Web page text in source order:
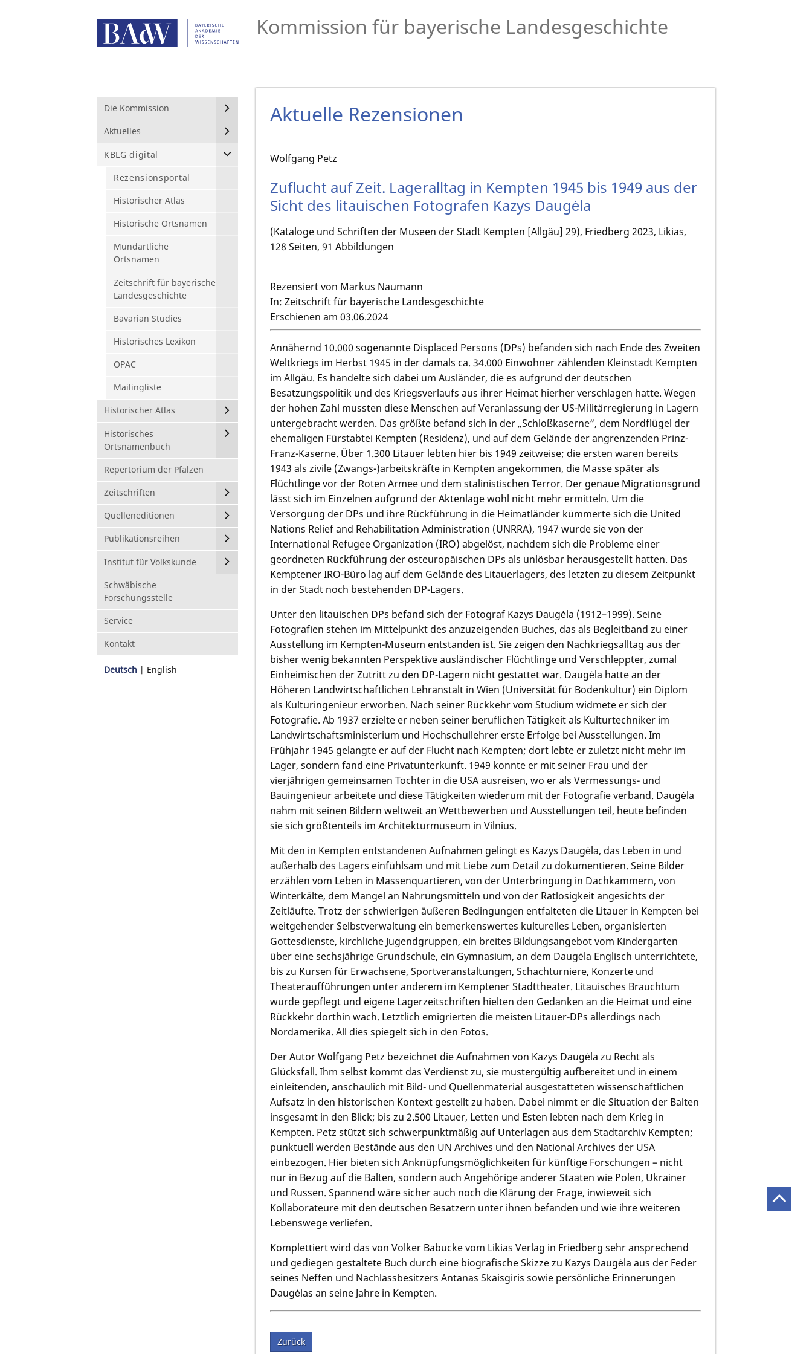
Kommission für bayerische Landesgeschichte
Die Kommission
Aktuelles
KBLG digital
Rezensionsportal
Historischer Atlas
Historische Ortsnamen
Mundartliche
Ortsnamen
Zeitschrift für bayerische
Landesgeschichte
Bavarian Studies
Historisches Lexikon
OPAC
Mailingliste
Historischer Atlas
Historisches
Ortsnamenbuch
Repertorium der Pfalzen
Zeitschriften
Quelleneditionen
Publikationsreihen
Institut für Volkskunde
Schwäbische
Forschungsstelle
Service
Kontakt
Deutsch English
Aktuelle Rezensionen
Wolfgang Petz
Zuflucht auf Zeit. Lageralltag in Kempten 1945 bis 1949 aus der
Sicht des litauischen Fotografen Kazys Daugėla
(Kataloge und Schriften der Museen der Stadt Kempten [Allgäu] 29), Friedberg 2023, Likias,
128 Seiten, 91 Abbildungen
Rezensiert von Markus Naumann
In: Zeitschrift für bayerische Landesgeschichte
Erschienen am 03.06.2024
Annähernd 10.000 sogenannte Displaced Persons (DPs) befanden sich nach Ende des Zweiten
Weltkriegs im Herbst 1945 in der damals ca. 34.000 Einwohner zählenden Kleinstadt Kempten
im Allgäu. Es handelte sich dabei um Ausländer, die es aufgrund der deutschen
Besatzungspolitik und des Kriegsverlaufs aus ihrer Heimat hierher verschlagen hatte. Wegen
der hohen Zahl mussten diese Menschen auf Veranlassung der US-Militärregierung in Lagern
untergebracht werden. Das größte befand sich in der „Schloßkaserne“, dem Nordflügel der
ehemaligen Fürstabtei Kempten (Residenz), und auf dem Gelände der angrenzenden Prinz-
Franz-Kaserne. Über 1.300 Litauer lebten hier bis 1949 zeitweise; die ersten waren bereits
1943 als zivile (Zwangs-)arbeitskräfte in Kempten angekommen, die Masse später als
Flüchtlinge vor der Roten Armee und dem stalinistischen Terror. Der genaue Migrationsgrund
lässt sich im Einzelnen aufgrund der Aktenlage wohl nicht mehr ermitteln. Um die
Versorgung der DPs und ihre Rückführung in die Heimatländer kümmerte sich die United
Nations Relief and Rehabilitation Administration (UNRRA), 1947 wurde sie von der
International Refugee Organization (IRO) abgelöst, nachdem sich die Probleme einer
geordneten Rückführung der osteuropäischen DPs als unlösbar herausgestellt hatten. Das
Kemptener IRO-Büro lag auf dem Gelände des Litauerlagers, des letzten zu diesem Zeitpunkt
in der Stadt noch bestehenden DP-Lagers.
Unter den litauischen DPs befand sich der Fotograf Kazys Daugėla (1912–1999). Seine
Fotografien stehen im Mittelpunkt des anzuzeigenden Buches, das als Begleitband zu einer
Ausstellung im Kempten-Museum entstanden ist. Sie zeigen den Nachkriegsalltag aus der
bisher wenig bekannten Perspektive ausländischer Flüchtlinge und Verschleppter, zumal
Einheimischen der Zutritt zu den DP-Lagern nicht gestattet war. Daugėla hatte an der
Höheren Landwirtschaftlichen Lehranstalt in Wien (Universität für Bodenkultur) ein Diplom
als Kulturingenieur erworben. Nach seiner Rückkehr vom Studium widmete er sich der
Fotografie. Ab 1937 erzielte er neben seiner beruflichen Tätigkeit als Kulturtechniker im
Landwirtschaftsministerium und Hochschullehrer erste Erfolge bei Ausstellungen. Im
Frühjahr 1945 gelangte er auf der Flucht nach Kempten; dort lebte er zuletzt nicht mehr im
Lager, sondern fand eine Privatunterkunft. 1949 konnte er mit seiner Frau und der
vierjährigen gemeinsamen Tochter in die USA ausreisen, wo er als Vermessungs- und
Bauingenieur arbeitete und diese Tätigkeiten wiederum mit der Fotografie verband. Daugėla
nahm mit seinen Bildern weltweit an Wettbewerben und Ausstellungen teil, heute befinden
sie sich größtenteils im Architekturmuseum in Vilnius.
Mit den in Kempten entstandenen Aufnahmen gelingt es Kazys Daugėla, das Leben in und
außerhalb des Lagers einfühlsam und mit Liebe zum Detail zu dokumentieren. Seine Bilder
erzählen vom Leben in Massenquartieren, von der Unterbringung in Dachkammern, von
Winterkälte, dem Mangel an Nahrungsmitteln und von der Ratlosigkeit angesichts der
Zeitläufte. Trotz der schwierigen äußeren Bedingungen entfalteten die Litauer in Kempten bei
weitgehender Selbstverwaltung ein bemerkenswertes kulturelles Leben, organisierten
Gottesdienste, kirchliche Jugendgruppen, ein breites Bildungsangebot vom Kindergarten
über eine sechsjährige Grundschule, ein Gymnasium, an dem Daugėla Englisch unterrichtete,
bis zu Kursen für Erwachsene, Sportveranstaltungen, Schachturniere, Konzerte und
Theateraufführungen unter anderem im Kemptener Stadttheater. Litauisches Brauchtum
wurde gepflegt und eigene Lagerzeitschriften hielten den Gedanken an die Heimat und eine
Rückkehr dorthin wach. Letztlich emigrierten die meisten Litauer-DPs allerdings nach
Nordamerika. All dies spiegelt sich in den Fotos.
Der Autor Wolfgang Petz bezeichnet die Aufnahmen von Kazys Daugėla zu Recht als
Glücksfall. Ihm selbst kommt das Verdienst zu, sie mustergültig aufbereitet und in einem
einleitenden, anschaulich mit Bild- und Quellenmaterial ausgestatteten wissenschaftlichen
Aufsatz in den historischen Kontext gestellt zu haben. Dabei nimmt er die Situation der Balten
insgesamt in den Blick; bis zu 2.500 Litauer, Letten und Esten lebten nach dem Krieg in
Kempten. Petz stützt sich schwerpunktmäßig auf Unterlagen aus dem Stadtarchiv Kempten;
punktuell werden Bestände aus den UN Archives und den National Archives der USA
einbezogen. Hier bieten sich Anknüpfungsmöglichkeiten für künftige Forschungen – nicht
nur in Bezug auf die Balten, sondern auch Angehörige anderer Staaten wie Polen, Ukrainer
und Russen. Spannend wäre sicher auch noch die Klärung der Frage, inwieweit sich
Kollaborateure mit den deutschen Besatzern unter ihnen befanden und wie ihre weiteren
Lebenswege verliefen.
Komplettiert wird das von Volker Babucke vom Likias Verlag in Friedberg sehr ansprechend
und gediegen gestaltete Buch durch eine biografische Skizze zu Kazys Daugėla aus der Feder
seines Neffen und Nachlassbesitzers Antanas Skaisgiris sowie persönliche Erinnerungen
Daugėlas an seine Jahre in Kempten.
Zurück